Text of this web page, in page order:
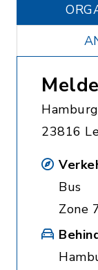
23816
Bus
Zone